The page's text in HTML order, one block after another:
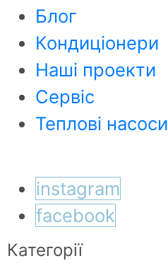
Блог
Кондиціонери
Наші проекти
Сервіс
Теплові насоси
instagram
facebook
Категорії